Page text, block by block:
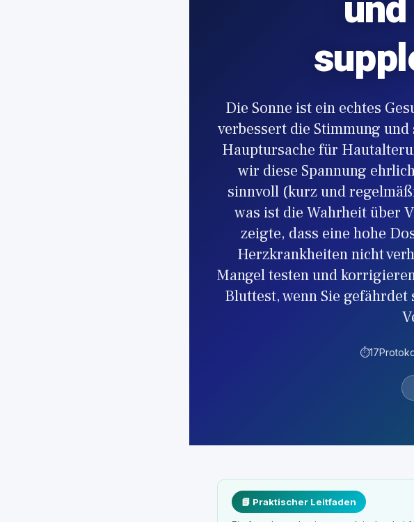
Die Sonne ist ein echtes
verbessert die Stimmung
Hauptursache für
wir diese Spannung
sinnvoll (kurz und
was ist die Wahrheit über
zeigte, dass eine hohe
Herzkrankheiten nicht
Mangel testen und
Bluttest, wenn Sie
⏱️17
📘 Praktischer Leitfaden